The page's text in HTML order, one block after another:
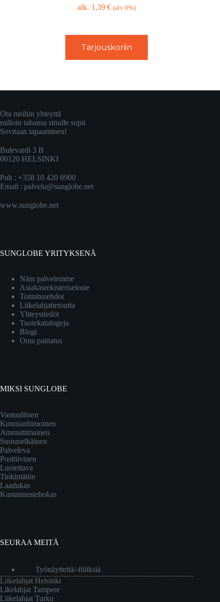
1,39€ (alv 0%)
Tarjouskoriin
Ota meihin yhteyttä
milloin tahansa sinulle sopii
Sovitaan tapaaminen!
Bulevardi 3 B
00120 HELSINKI
Puh : +358 10 420 8900
Email : palvelu@sunglobe.net
www.sunglobe.net
SUNGLOBE YRITYKSENÄ
Näin palvelemme
Asiakasrekisteriseloste
Toimitusehdot
Liikelahjatietoutta
Yhteystiedot
Tuotekatalogeja
Blogi
Oma painatus
MIKSI SUNGLOBE
Vastuullinen
Kunnianhimoinen
Ammattimainen
Suoraselkäinen
Palveleva
Positiivinen
Luotettava
Tinkimätön
Laadukas
Kustannustehokas
SEURAA MEITÄ
Työnäytteitä/-fiiliksiä
Liikelahjat Helsinki
Likelahjat Tampere
Liikelahjat Turku